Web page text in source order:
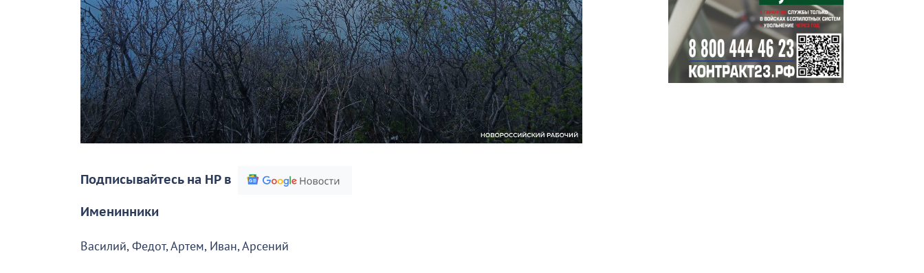
Подписывайтесь на НР в
Именинники
Василий, Федот, Артем, Иван, Арсений